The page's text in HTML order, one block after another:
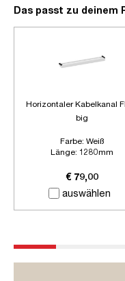
Das passt zu deinem
auswählen
Horizontaler Kabelkanal
big
Farbe: Weiß
Länge: 1280mm
€ 79,00